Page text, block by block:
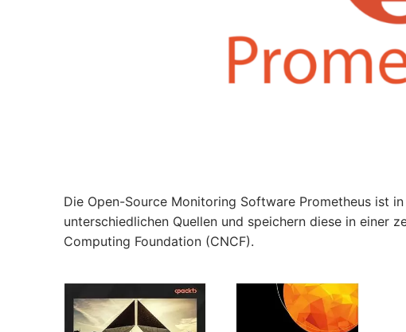
Die Open-Source Monitoring Software Prometheus ist
unterschiedlichen Quellen und speichern diese in einer
Computing Foundation (CNCF).